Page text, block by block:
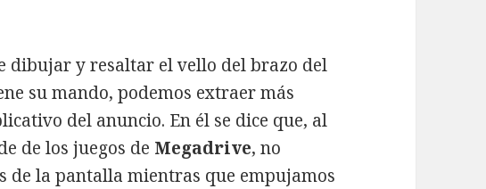
dibujar y resaltar el vello del brazo del
su mando, podemos extraer más
del anuncio. En él se dice que, al
de los juegos de Megadrive, no
de la pantalla mientras que empujamos